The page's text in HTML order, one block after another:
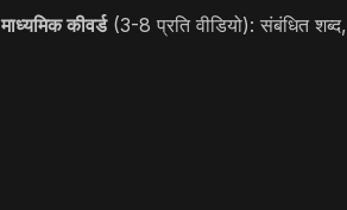
माध्यमिक कीवर्ड(3-8 प्रति वीडियो): संबंधित शब्द,